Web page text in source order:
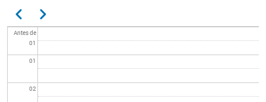
Paginación
AnteriorSiguiente
Antes de
01
01
02